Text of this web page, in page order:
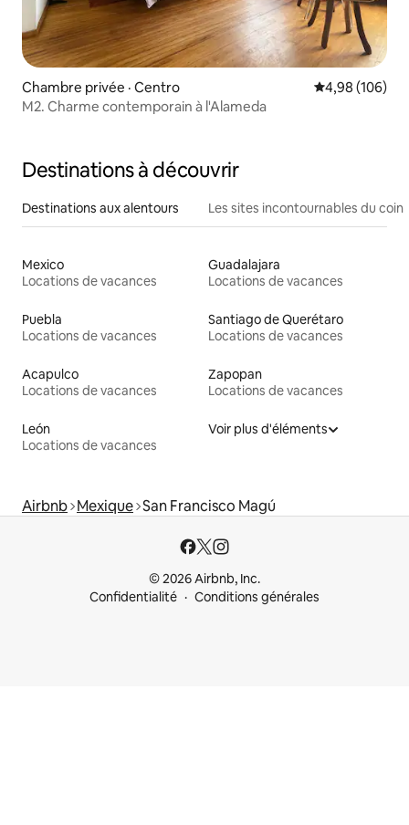
Chambre privée · Centro Note
4,98 (106)
M2. Charme contemporain à l'Alameda
Destinations à découvrir
Destinations aux alentours Les sites incontournables du coin
Mexico
Locations de vacances
Guadalajara
Locations de vacances
Puebla
Locations de vacances
Santiago de Querétaro
Locations de vacances
Acapulco
Locations de vacances
Zapopan
Locations de vacances
León
Locations de vacances
Voir plus d'éléments
Airbnb Mexique San Francisco Magú
© 2026 Airbnb, Inc.
Confidentialité
Conditions générales